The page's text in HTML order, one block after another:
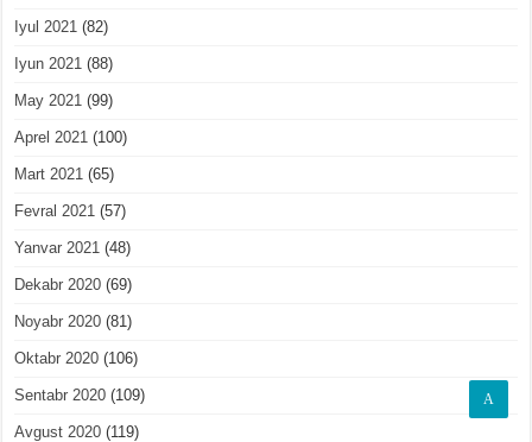
Iyul 2021 (82)
Iyun 2021 (88)
May 2021 (99)
Aprel 2021 (100)
Mart 2021 (65)
Fevral 2021 (57)
Yanvar 2021 (48)
Dekabr 2020 (69)
Noyabr 2020 (81)
Oktabr 2020 (106)
Sentabr 2020 (109)
Avgust 2020 (119)
A